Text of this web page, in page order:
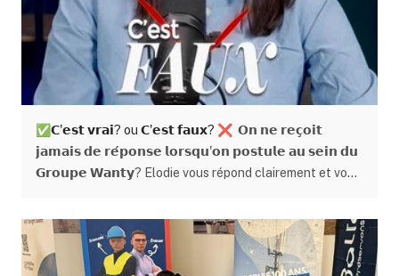
immersion totale, inside , dans les coulisses du sport
professionnel. En tant que stagiaire au service
communication du Groupe Wanty, partenaire de l’équipe
Lotto‑Intermarché, j’ai eu l’opportunité de suivre Sofie
Ceyssens, responsable de presse de l’équipe, pendant
concrètement le rôle de la communication lors d’un
événement sportif de très haut niveau. Réveil matinal et
premières accréditations Ma journée débute entre 8h30
arrivée, je comprends que ce ne sera pas une journée «
comme les autres ». Dans le parking, le bus des coureurs,
les véhicules techniques et les voitures du staff sont
✅𝗖'𝗲𝘀𝘁 𝘃𝗿𝗮𝗶? ou 𝗖'𝗲𝘀𝘁 𝗳𝗮𝘂𝘅? ❌ 𝗢𝗻 𝗻𝗲 𝗿𝗲𝗰̧𝗼𝗶𝘁
𝗷𝗮𝗺𝗮𝗶𝘀 𝗱𝗲 𝗿𝗲́𝗽𝗼𝗻𝘀𝗲 𝗹𝗼𝗿𝘀𝗾𝘂'𝗼𝗻 𝗽𝗼𝘀𝘁𝘂𝗹𝗲 𝗮𝘂 𝘀𝗲𝗶𝗻 𝗱𝘂
𝗚𝗿𝗼𝘂𝗽𝗲 𝗪𝗮𝗻𝘁𝘆? Elodie vous répond clairement et vous
nous? 🫵We Want You🫵